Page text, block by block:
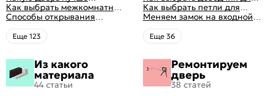
поставить в ванную
комнату
Как выбрать межкомнатные
двери: какие
межкомнатные двери
лучше
Способы открывания
межкомнатных дверей (с
фото-примерами)
Eще 123
работы
входной двери: советы от
профессионалов
Как выбрать петли для
межкомнатных дверей
Меняем замок на входной
двери
Eще 36
Из какого
материала
44 статьи
Ремонтируем
дверь
38 статей